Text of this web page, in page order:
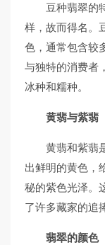
豆种翡翠的
样，故而得名。
色，通常包含较
与独特的消费者
冰种和糯种。
黄翡与紫翡
黄翡和紫翡
出鲜明的黄色，
秘的紫色光泽。
了许多藏家的追
翡翠的颜色